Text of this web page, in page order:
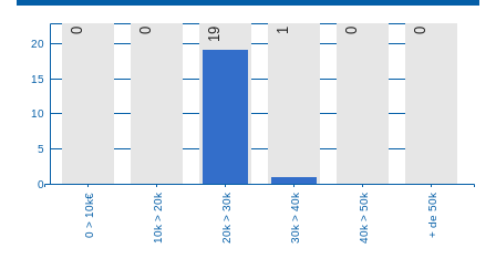
0
5
10
15
20
0 0 19 1 0 0
0 > 10k€ 10k > 20k 20k > 30k 30k > 40k 40k > 50k + de 50k